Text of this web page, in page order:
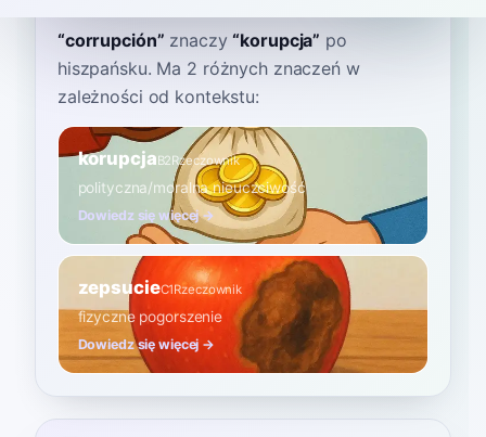
“corrupción” znaczy “korupcja” po
hiszpańsku. Ma 2 różnych znaczeń w
zależności od kontekstu:
korupcjaB2Rzeczownik
polityczna/moralna nieuczciwość
Dowiedz się więcej →
zepsucieC1Rzeczownik
fizyczne pogorszenie
Dowiedz się więcej →